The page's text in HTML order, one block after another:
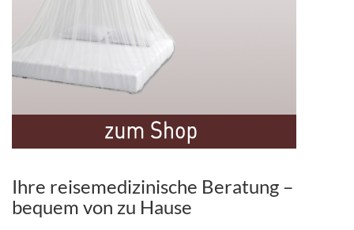
Ihre reisemedizinische Beratung –
bequem von zu Hause